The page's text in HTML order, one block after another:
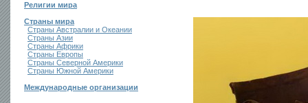
Религии мира
Страны мира
Страны Австралии и Океании
Страны Азии
Страны Африки
Страны Европы
Страны Северной Америки
Страны Южной Америки
Международные организации